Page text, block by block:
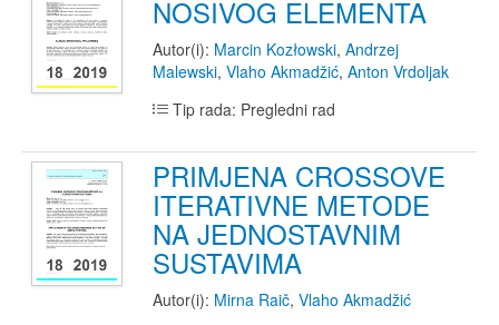
NOSIVOG ELEMENTA
Autor(i): Marcin Kozłowski, Andrzej
Malewski, Vlaho Akmadžić, Anton Vrdoljak
Tip rada: Pregledni rad
PRIMJENA CROSSOVE
ITERATIVNE METODE
NA JEDNOSTAVNIM
SUSTAVIMA
Autor(i): Mirna Raič, Vlaho Akmadžić